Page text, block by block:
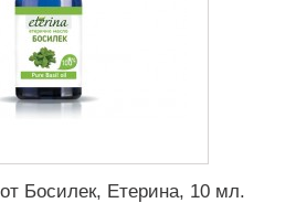
Босилек, Етерина, 10 мл.